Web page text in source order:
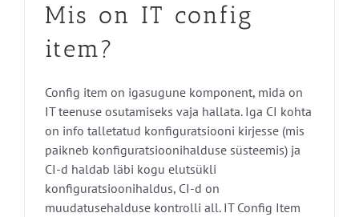
Mis on IT config
item?
Config item on igasugune komponent, mida on
IT teenuse osutamiseks vaja hallata. Iga CI kohta
on info talletatud konfiguratsiooni kirjesse (mis
paikneb konfiguratsioonihalduse süsteemis) ja
CI-d haldab läbi kogu elutsükli
konfiguratsioonihaldus, CI-d on
muudatusehalduse kontrolli all. IT Config Item